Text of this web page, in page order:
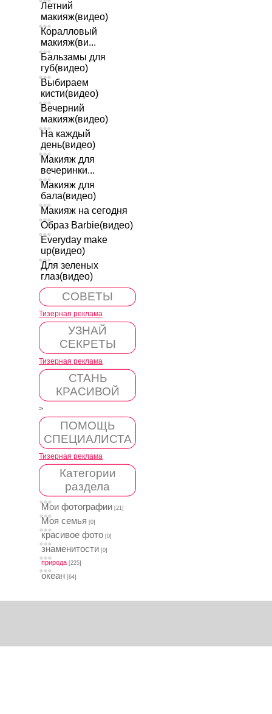
Летний
макияж(видео)
Коралловый
макияж(ви...
Бальзамы для
губ(видео)
Выбираем
кисти(видео)
Вечерний
макияж(видео)
На каждый
день(видео)
Макияж для
вечеринки...
Макияж для
бала(видео)
Макияж на сегодня
Образ Barbie(видео)
Everyday make
up(видео)
Для зеленых
глаз(видео)
СОВЕТЫ
Тизерная реклама
УЗНАЙ
СЕКРЕТЫ
Тизерная реклама
СТАНЬ
КРАСИВОЙ
>
ПОМОЩЬ
СПЕЦИАЛИСТА
Тизерная реклама
Категории
раздела
Мои фотографии [21]
Моя семья [0]
красивое фото [0]
знаменитости [0]
природа [225]
океан [64]